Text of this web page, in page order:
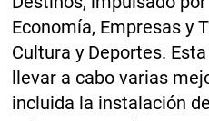
Economía, Empresas y
Cultura y Deportes.
llevar a cabo varias
incluida la instalación